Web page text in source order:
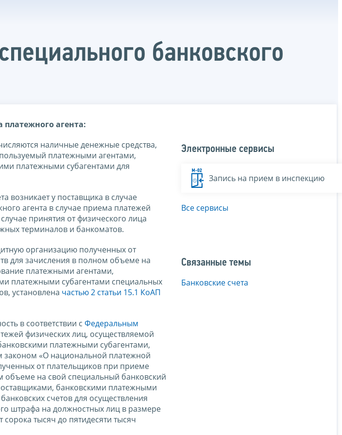
банковского
агента:
наличные денежные средства,
платежными агентами,
платежными субагентами для
возникает у поставщика в случае
агента в случае приема платежей
принятия от физического лица
терминалов и банкоматов.
организацию полученных от
для зачисления в полном объеме на
платежными агентами,
платежными субагентами специальных
установлена частью 2 статьи 15.1 КоАП
в соответствии с Федеральным
физических лиц, осуществляемой
платежными субагентами,
законом «О национальной платежной
от плательщиков при приеме
объеме на свой специальный банковский
банковскими платежными
счетов для осуществления
штрафа на должностных лиц в размере
тысяч до пятидесяти тысяч
Электронные сервисы
Запись на прием в инспекцию
Все сервисы
Связанные темы
Банковские счета